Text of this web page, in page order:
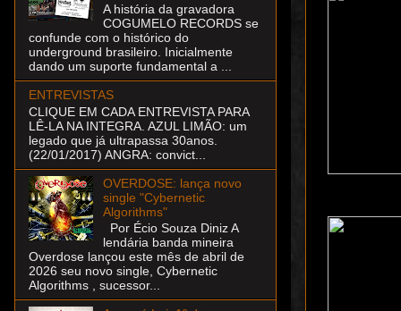
A história da gravadora
COGUMELO RECORDS se
confunde com o histórico do
underground brasileiro. Inicialmente
dando um suporte fundamental a ...
ENTREVISTAS
CLIQUE EM CADA ENTREVISTA PARA
LÊ-LA NA INTEGRA. AZUL LIMÃO: um
legado que já ultrapassa 30anos.
(22/01/2017) ANGRA: convict...
OVERDOSE: lança novo
single "Cybernetic
Algorithms"
Por Écio Souza Diniz A
lendária banda mineira
Overdose lançou este mês de abril de
2026 seu novo single, Cybernetic
Algorithms , sucessor...